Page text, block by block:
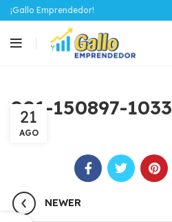
¡Gallo Emprendedor!
001-150897-
21
AGO
NEWER